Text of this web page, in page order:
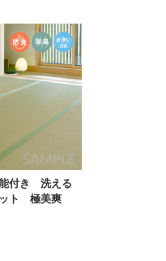
付き 洗える
ット 極美爽